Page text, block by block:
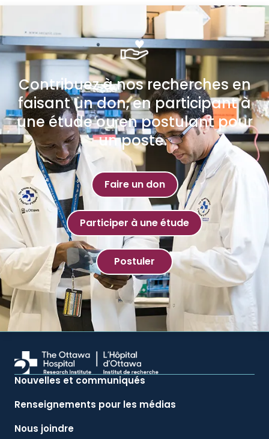
Contribuez à nos recherches en
faisant un don, en participant à
une étude ou en postulant pour
un poste.
Faire un don
Participer à une étude
Postuler
Nouvelles et communiqués
Renseignements pour les médias
Nous joindre